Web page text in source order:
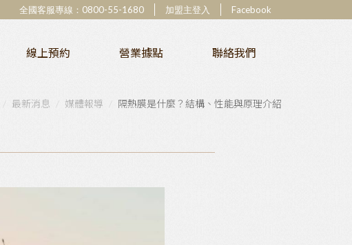
全國客服專線： 0800-55-1680 加盟主登入 Facebook
線上預約 營業據點 聯絡我們
最新消息 媒體報導 隔熱膜是什麼？結構、性能與原理介紹